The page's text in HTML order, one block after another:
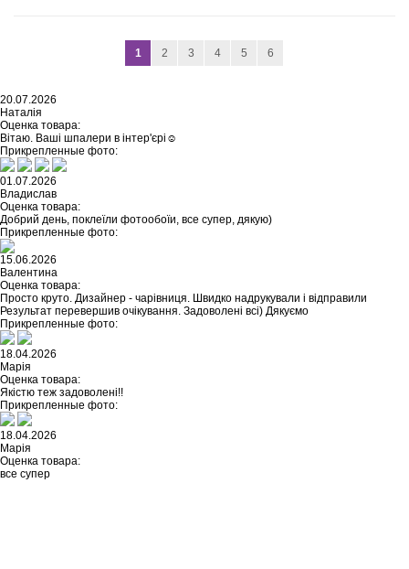
1 2 3 4 5 6
20.07.2026
Наталія
Оценка товара:
Вітаю. Ваші шпалери в інтер'єрі☺️
Прикрепленные фото:
01.07.2026
Владислав
Оценка товара:
Добрий день, поклеїли фотообоїи, все супер, дякую)
Прикрепленные фото:
15.06.2026
Валентина
Оценка товара:
Просто круто. Дизайнер - чарівниця. Швидко надрукували і відправили
Результат перевершив очікування. Задоволені всі) Дякуємо
Прикрепленные фото:
18.04.2026
Марія
Оценка товара:
Якістю теж задоволені!!
Прикрепленные фото:
18.04.2026
Марія
Оценка товара:
все супер